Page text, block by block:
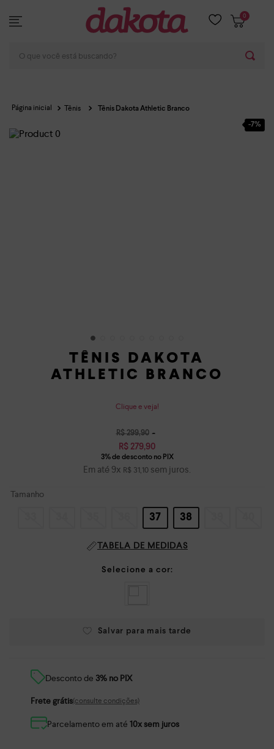
0
Tênis Tênis Dakota Athletic Branco
-7%
TÊNIS DAKOTA
ATHLETIC BRANCO
Clique e veja!
R$ 299,90
R$ 279,90
Em até 9x R$ 31,10 sem juros.
Tamanho
37 38
TABELA DE MEDIDAS
Desconto de 3% no PIX
Frete grátis(consulte condições)
Parcelamento em até 10x sem juros